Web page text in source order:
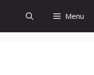
Menu